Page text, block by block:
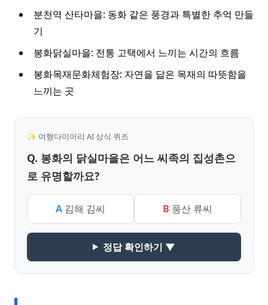
분천역 산타마을: 동화 같은 풍경과 특별한 추억 만들
기
봉화닭실마을: 전통 고택에서 느끼는 시간의 흐름
봉화목재문화체험장: 자연을 닮은 목재의 따뜻함을
느끼는 곳
✨ 여행다이어리 AI 상식 퀴즈
Q. 봉화의 닭실마을은 어느 씨족의 집성촌으
로 유명할까요?
A 김해 김씨 B 풍산 류씨
정답 확인하기 ▼